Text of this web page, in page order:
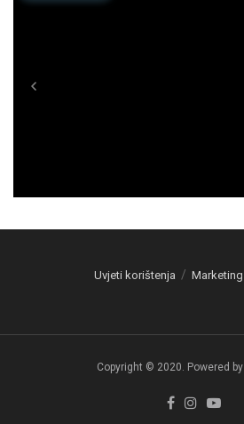
Uvjeti korištenja Marketing
Copyright © 2020. Powered by